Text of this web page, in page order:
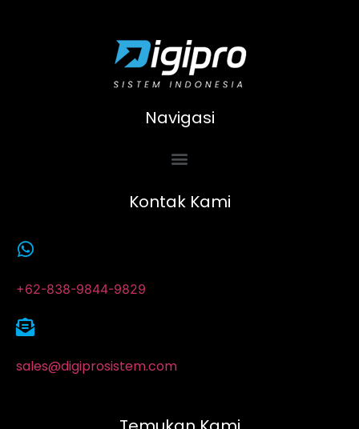
Navigasi
Kontak Kami
+62-838-9844-9829
sales@digiprosistem.com